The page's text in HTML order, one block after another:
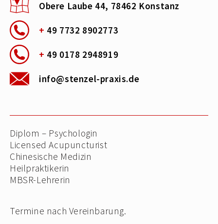
Obere Laube 44, 78462 Konstanz
+ 49 7732 8902773
+ 49 0178 2948919
info@stenzel-praxis.de
Diplom – Psychologin
Licensed Acupuncturist
Chinesische Medizin
Heilpraktikerin
MBSR-Lehrerin
Termine nach Vereinbarung.